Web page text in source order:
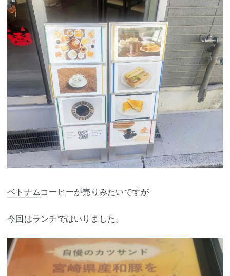
ベトナムコーヒーが売りみたいですが
今回はランチではいりました。